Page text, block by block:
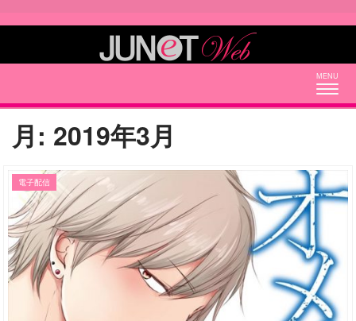
月: 2019年3月
電子配信